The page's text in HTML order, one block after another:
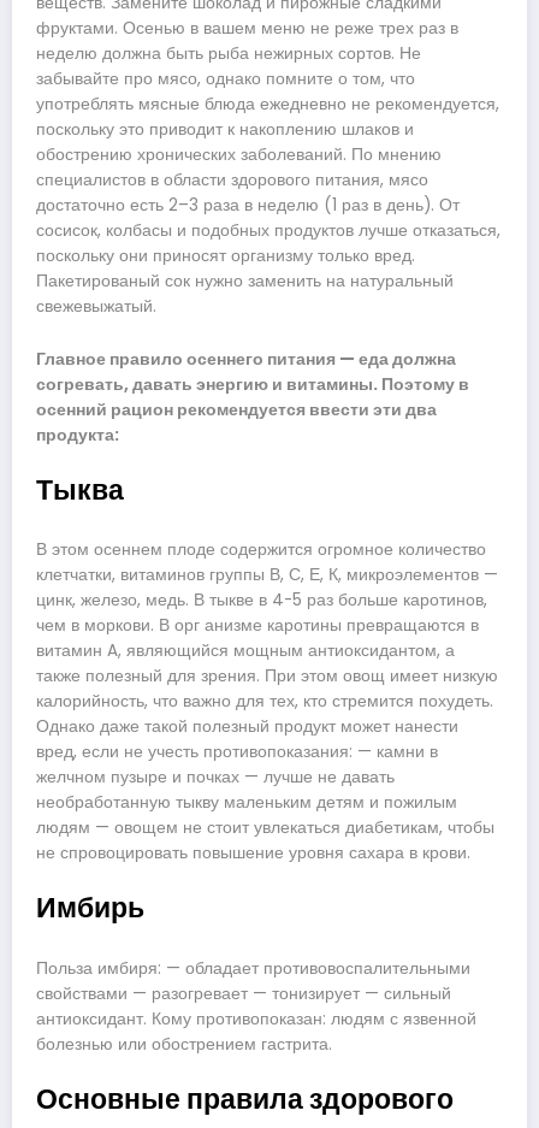
фруктами. Осенью в вашем меню не реже трех раз в
неделю должна быть рыба нежирных сортов. Не
забывайте про мясо, однако помните о том, что
употреблять мясные блюда ежедневно не рекомендуется,
поскольку это приводит к накоплению шлаков и
обострению хронических заболеваний. По мнению
специалистов в области здорового питания, мясо
достаточно есть 2–3 раза в неделю (1 раз в день). От
сосисок, колбасы и подобных продуктов лучше отказаться,
поскольку они приносят организму только вред.
Пакетированый сок нужно заменить на натуральный
свежевыжатый.
Главное правило осеннего питания — еда должна
согревать, давать энергию и витамины. Поэтому в
осенний рацион рекомендуется ввести эти два
продукта:
Тыква
В этом осеннем плоде содержится огромное количество
клетчатки, витаминов группы В, С, Е, К, микроэлементов —
цинк, железо, медь. В тыкве в 4-5 раз больше каротинов,
чем в моркови. В орг анизме каротины превращаются в
витамин A, являющийся мощным антиоксидантом, а
также полезный для зрения. При этом овощ имеет низкую
калорийность, что важно для тех, кто стремится похудеть.
Однако даже такой полезный продукт может нанести
вред, если не учесть противопоказания: — камни в
желчном пузыре и почках — лучше не давать
необработанную тыкву маленьким детям и пожилым
людям — овощем не стоит увлекаться диабетикам, чтобы
не спровоцировать повышение уровня сахара в крови.
Имбирь
Польза имбиря: — обладает противовоспалительными
свойствами — разогревает — тонизирует — сильный
антиоксидант. Кому противопоказан: людям с язвенной
болезнью или обострением гастрита.
Основные правила здорового